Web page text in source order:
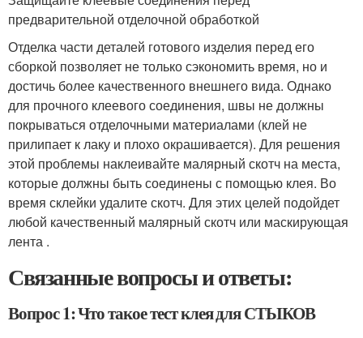
предварительной отделочной обработкой
Отделка части деталей готового изделия перед его
сборкой позволяет не только сэкономить время, но и
достичь более качественного внешнего вида. Однако
для прочного клеевого соединения, швы не должны
покрываться отделочными материалами (клей не
прилипает к лаку и плохо окрашивается). Для решения
этой проблемы наклеивайте малярный скотч на места,
которые должны быть соединены с помощью клея. Во
время склейки удалите скотч. Для этих целей подойдет
любой качественный малярный скотч или маскирующая
лента .
Связанные вопросы и ответы:
Вопрос 1: Что такое тест клея для СТЫКОВ